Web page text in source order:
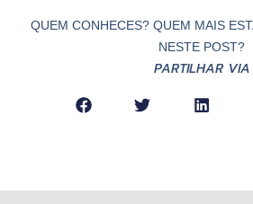
QUEM CONHECES? QUEM MAIS
NESTE POST?
PARTILHAR VIA